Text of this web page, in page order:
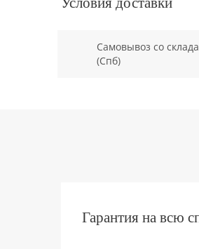
Самовывоз со
(Спб)
Гарантия на всю